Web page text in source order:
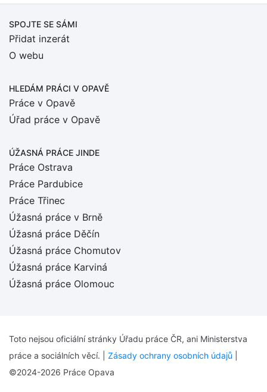
SPOJTE SE SÁMI
Přidat inzerát
O webu
HLEDÁM PRÁCI V OPAVĚ
Práce v Opavě
Úřad práce v Opavě
ÚŽASNÁ PRÁCE JINDE
Práce Ostrava
Práce Pardubice
Práce Třinec
Úžasná práce v Brně
Úžasná práce Děčín
Úžasná práce Chomutov
Úžasná práce Karviná
Úžasná práce Olomouc
Toto nejsou oficiální stránky Úřadu práce ČR, ani Ministerstva
práce a sociálních věcí. | Zásady ochrany osobních údajů
©2024-2026 Práce Opava